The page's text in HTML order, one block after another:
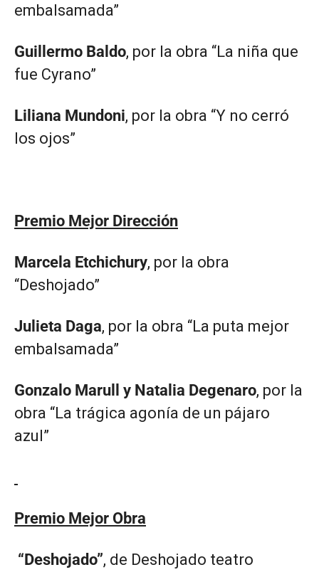
embalsamada”
Guillermo Baldo, por la obra “La niña que
fue Cyrano”
Liliana Mundoni, por la obra “Y no cerró
los ojos”
Premio Mejor Dirección
Marcela Etchichury, por la obra
“Deshojado”
Julieta Daga, por la obra “La puta mejor
embalsamada”
Gonzalo Marull y Natalia Degenaro, por la
obra “La trágica agonía de un pájaro
azul”
Premio Mejor Obra
“Deshojado”, de Deshojado teatro